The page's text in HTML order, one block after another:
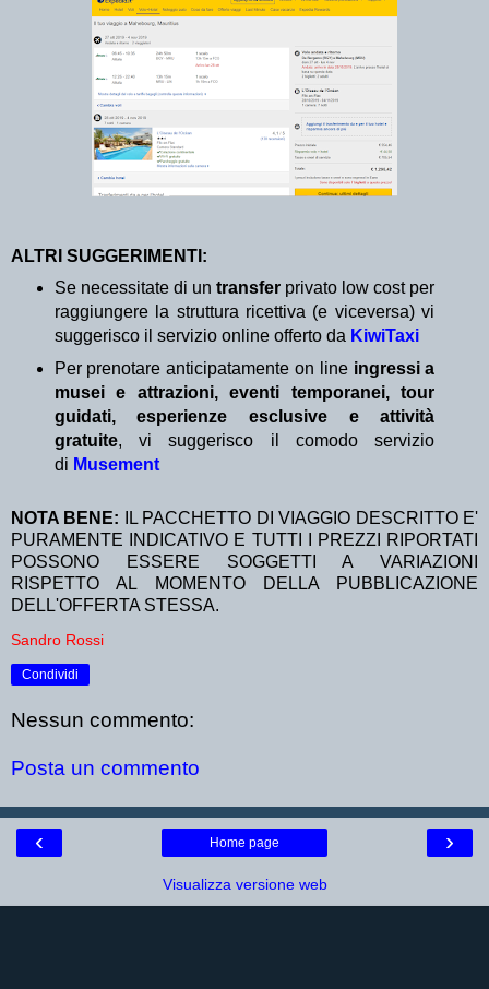
ALTRI SUGGERIMENTI:
Se necessitate di un transfer privato low cost per
raggiungere la struttura ricettiva (e viceversa) vi
suggerisco il servizio online offerto da KiwiTaxi
Per prenotare anticipatamente on line ingressi a
musei e attrazioni, eventi temporanei, tour
guidati, esperienze esclusive e attività
gratuite, vi suggerisco il comodo servizio
di Musement
NOTA BENE:
IL PACCHETTO DI VIAGGIO DESCRITTO E'
PURAMENTE INDICATIVO E TUTTI I PREZZI RIPORTATI
POSSONO ESSERE SOGGETTI A VARIAZIONI
RISPETTO AL MOMENTO DELLA PUBBLICAZIONE
DELL'OFFERTA STESSA.
Sandro Rossi
Condividi
Nessun commento:
Posta un commento
‹ ›
Home page
Visualizza versione web